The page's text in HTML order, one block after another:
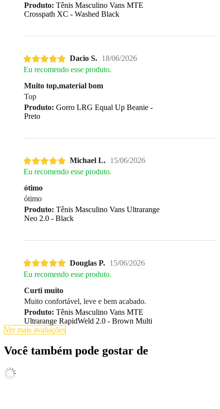
Produto: Tênis Masculino Vans MTE
Crosspath XC - Washed Black
Dacio S. 18/06/2026
Eu recomendo esse produto.
Muito top,material bom
Top
Produto: Gorro LRG Equal Up Beanie -
Preto
Michael L. 15/06/2026
Eu recomendo esse produto.
ótimo
ótimo
Produto: Tênis Masculino Vans Ultrarange
Neo 2.0 - Black
Douglas P. 15/06/2026
Eu recomendo esse produto.
Curti muito
Muito confortável, leve e bem acabado.
Produto: Tênis Masculino Vans MTE
Ultrarange RapidWeld 2.0 - Brown Multi
Ver mais avaliações
Você também pode gostar de